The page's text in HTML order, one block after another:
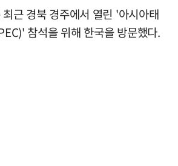
근 경북 경주에서 열린 '아시아태
참석을 위해 한국을 방문했다.